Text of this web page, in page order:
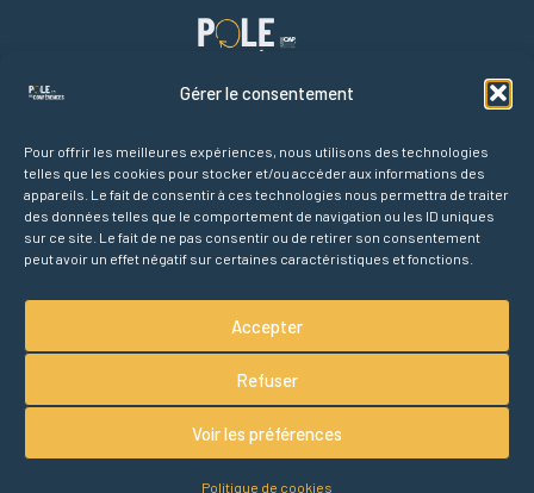
Gérer le consentement
Pour offrir les meilleures expériences, nous utilisons des technologies
telles que les cookies pour stocker et/ou accéder aux informations des
appareils. Le fait de consentir à ces technologies nous permettra de traiter
des données telles que le comportement de navigation ou les ID uniques
sur ce site. Le fait de ne pas consentir ou de retirer son consentement
peut avoir un effet négatif sur certaines caractéristiques et fonctions.
Accepter
Refuser
Voir les préférences
Politique de cookies
Liens rapides
Accueil
Agenda des conférences
Partenaires
À propos